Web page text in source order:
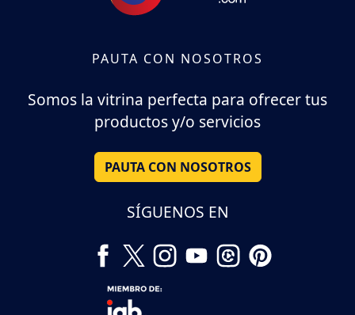
PAUTA CON NOSOTROS
Somos la vitrina perfecta para ofrecer tus
productos y/o servicios
PAUTA CON NOSOTROS
SÍGUENOS EN